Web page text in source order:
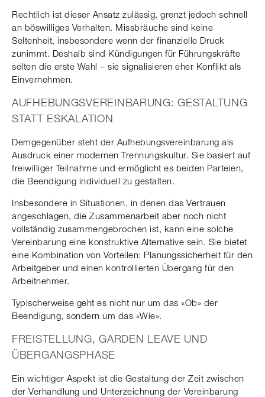
Rechtlich ist dieser Ansatz zulässig, grenzt jedoch schnell
an böswilliges Verhalten. Missbräuche sind keine
Seltenheit, insbesondere wenn der finanzielle Druck
zunimmt. Deshalb sind Kündigungen für Führungskräfte
selten die erste Wahl – sie signalisieren eher Konflikt als
Einvernehmen.
AUFHEBUNGSVEREINBARUNG: GESTALTUNG
STATT ESKALATION
Demgegenüber steht der Aufhebungsvereinbarung als
Ausdruck einer modernen Trennungskultur. Sie basiert auf
freiwilliger Teilnahme und ermöglicht es beiden Parteien,
die Beendigung individuell zu gestalten.
Insbesondere in Situationen, in denen das Vertrauen
angeschlagen, die Zusammenarbeit aber noch nicht
vollständig zusammengebrochen ist, kann eine solche
Vereinbarung eine konstruktive Alternative sein. Sie bietet
eine Kombination von Vorteilen: Planungssicherheit für den
Arbeitgeber und einen kontrollierten Übergang für den
Arbeitnehmer.
Typischerweise geht es nicht nur um das «Ob» der
Beendigung, sondern um das «Wie».
FREISTELLUNG, GARDEN LEAVE UND
ÜBERGANGSPHASE
Ein wichtiger Aspekt ist die Gestaltung der Zeit zwischen
der Verhandlung und Unterzeichnung der Vereinbarung